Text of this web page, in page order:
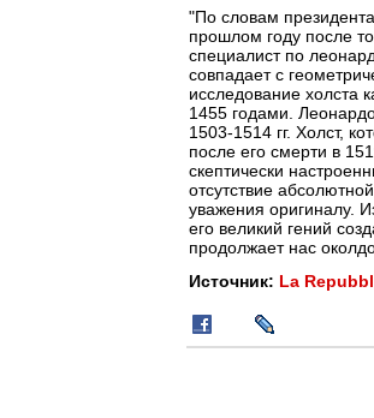
"По словам
прошлом году после
специалист по
совпадает с
исследование холста
1455 годами.
1503-1514 гг. Холст,
после его смерти в
скептически
отсутствие
уважения оригиналу.
его великий гений
продолжает нас
Источник: La